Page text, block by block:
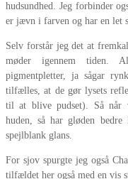
hudsundhed. Jeg forbinder
er jævn i farven og har en let
Selv forstår jeg det at
møder igennem tiden.
pigmentpletter, ja sågar
tilfælles, at de gør lysets
til at blive pudset). Så når
huden, så har gløden
spejlblank glans.
For sjov spurgte jeg også
tilfældet her også med en vis